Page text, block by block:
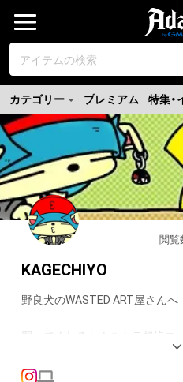
カテゴリー プレミアム 特集・
閲覧
KAGECHIYO
野良犬のWASTED ART屋さん
買ってくれるとウルトラ超絶ス